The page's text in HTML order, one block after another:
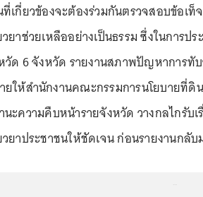
ที่เกี่ยวข้องจะต้องร่วมกันตรวจสอบข้อเ
วยาช่วยเหลืออย่างเป็นธรรม ซึ่งในการป
วัด 6 จังหวัด รายงานสภาพปัญหาการ
ยให้สำนักงานคณะกรรมการนโยบายที่
ะความคืบหน้ารายจังหวัด วางกลไกรับเ
วยาประชาชนให้ชัดเจน ก่อนรายงานกลั